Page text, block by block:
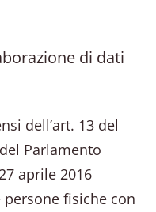
di dati
dell’art. 13 del
Parlamento
aprile 2016
fisiche con